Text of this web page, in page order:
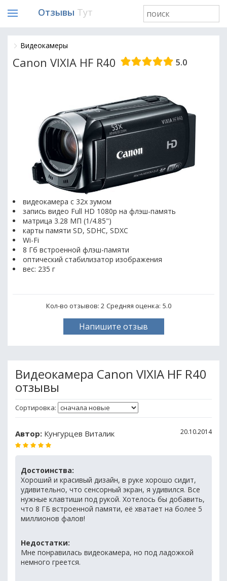
Отзывы Тут
Видеокамеры
Canon VIXIA HF R40 5.0
видеокамера с 32x зумом
запись видео Full HD 1080p на флэш-память
матрица 3.28 МП (1/4.85")
карты памяти SD, SDHC, SDXC
Wi-Fi
8 Гб встроенной флэш-памяти
оптический стабилизатор изображения
вес: 235 г
Кол-во отзывов: 2 Средняя оценка: 5.0
Напишите отзыв
Видеокамера Canon VIXIA HF R40
отзывы
Сортировка:
Автор: Кунгурцев Виталик 20.10.2014
Достоинства:
Хороший и красивый дизайн, в руке хорошо сидит,
удивительно, что сенсорный экран, я удивился. Все
нужные клавтиши под рукой. Хотелось бы добавить,
что 8 ГБ встроенной памяти, её хватает на более 5
миллионов фалов!
Недостатки:
Мне понравилась видеокамера, но под ладожкой
немного греется.